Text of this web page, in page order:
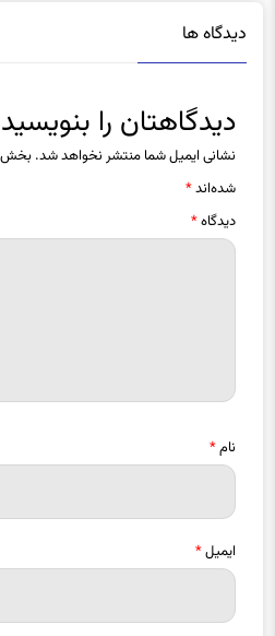
نشانی ایمیل شما منتشر نخواهد شد.
شده‌اند*
دیدگاه*
ایمیل*
ذخیره نام، ایمیل و وبسایت من در